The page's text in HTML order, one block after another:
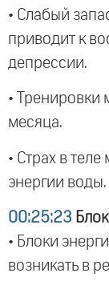
• Слабый
приводит к
депрессии.
• Тренировки
месяца.
• Страх в
энергии воды.
00:25:23
• Блоки
возникать в